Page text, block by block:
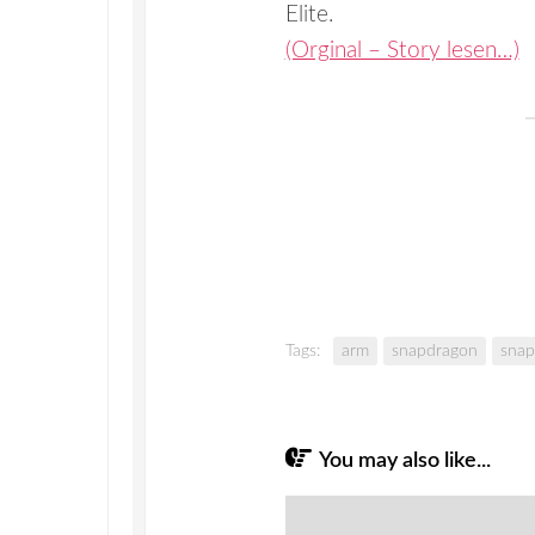
Elite.
(Orginal – Story lesen…)
Tags: arm snapdragon
You may also like...